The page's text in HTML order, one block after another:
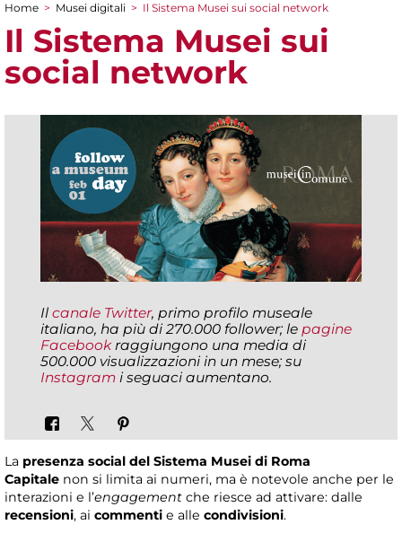
Tu sei qui
Home > Musei digitali > Il Sistema Musei sui social network
Il Sistema Musei sui
social network
Il canale Twitter, primo profilo museale
italiano, ha più di 270.000 follower; le pagine
Facebookraggiungono una media di
500.000 visualizzazioni in un mese; su
Instagram i seguaci aumentano.
La presenza social del Sistema Musei di Roma
Capitale non si limita ai numeri, ma è notevole anche per le
interazioni e l’engagement che riesce ad attivare: dalle
recensioni, ai commenti e alle condivisioni.